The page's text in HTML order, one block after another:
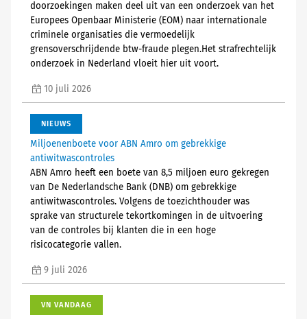
doorzoekingen maken deel uit van een onderzoek van het
Europees Openbaar Ministerie (EOM) naar internationale
criminele organisaties die vermoedelijk
grensoverschrijdende btw-fraude plegen.Het strafrechtelijk
onderzoek in Nederland vloeit hier uit voort.
10 juli 2026
NIEUWS
Miljoenenboete voor ABN Amro om gebrekkige
antiwitwascontroles
ABN Amro heeft een boete van 8,5 miljoen euro gekregen
van De Nederlandsche Bank (DNB) om gebrekkige
antiwitwascontroles. Volgens de toezichthouder was
sprake van structurele tekortkomingen in de uitvoering
van de controles bij klanten die in een hoge
risicocategorie vallen.
9 juli 2026
VN VANDAAG